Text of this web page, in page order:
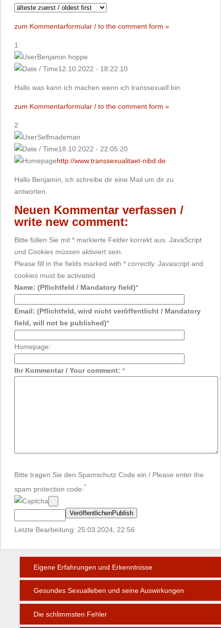
zum Kommentarformular / to the comment form »
1
Benjamin hoppe
12.10.2022 - 18:22:10
Hallo was kann ich machen wenn ich transsexuell bin
zum Kommentarformular / to the comment form »
2
Selfmademan
18.10.2022 - 22:05:20
http://www.transsexualitaet-nibd.de
Hallo Benjamin, ich schreibe dir eine Mail um dir zu
antworten.
Neuen Kommentar verfassen /
write new comment:
Bitte füllen Sie mit * markierte Felder korrekt aus. JavaScript
und Cookies müssen aktiviert sein.
Please fill in the fields marked with * correctly. Javascript and
cookies must be activated.
Name: (Pflichtfeld / Mandatory field)*
Email: (Pflichtfeld, wird nicht veröffentlicht / Mandatory
field, will not be published)*
Homepage:
Ihr Kommentar / Your comment: *
Bitte tragen Sie den Spamschutz Code ein / Please enter the
spam protection code:*
Letzte Bearbeitung: 25.03.2024, 22:56
Eigene Erfahrungen und Erkenntnisse
Gesundes Sexualleben und seine Auswirkungen
Die schlimmsten Fehler